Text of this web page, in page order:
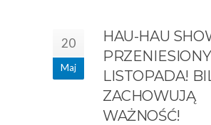
20
Maj
HAU-HAU
LISTOPADA!
ZACHOWUJĄ
WAŻNOŚĆ!